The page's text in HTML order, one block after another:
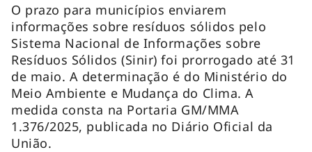
O prazo para municípios enviarem
informações sobre resíduos sólidos pelo
Sistema Nacional de Informações sobre
Resíduos Sólidos (Sinir) foi prorrogado até 31
de maio. A determinação é do Ministério do
Meio Ambiente e Mudança do Clima. A
medida consta na Portaria GM/MMA
1.376/2025, publicada no Diário Oficial da
União.